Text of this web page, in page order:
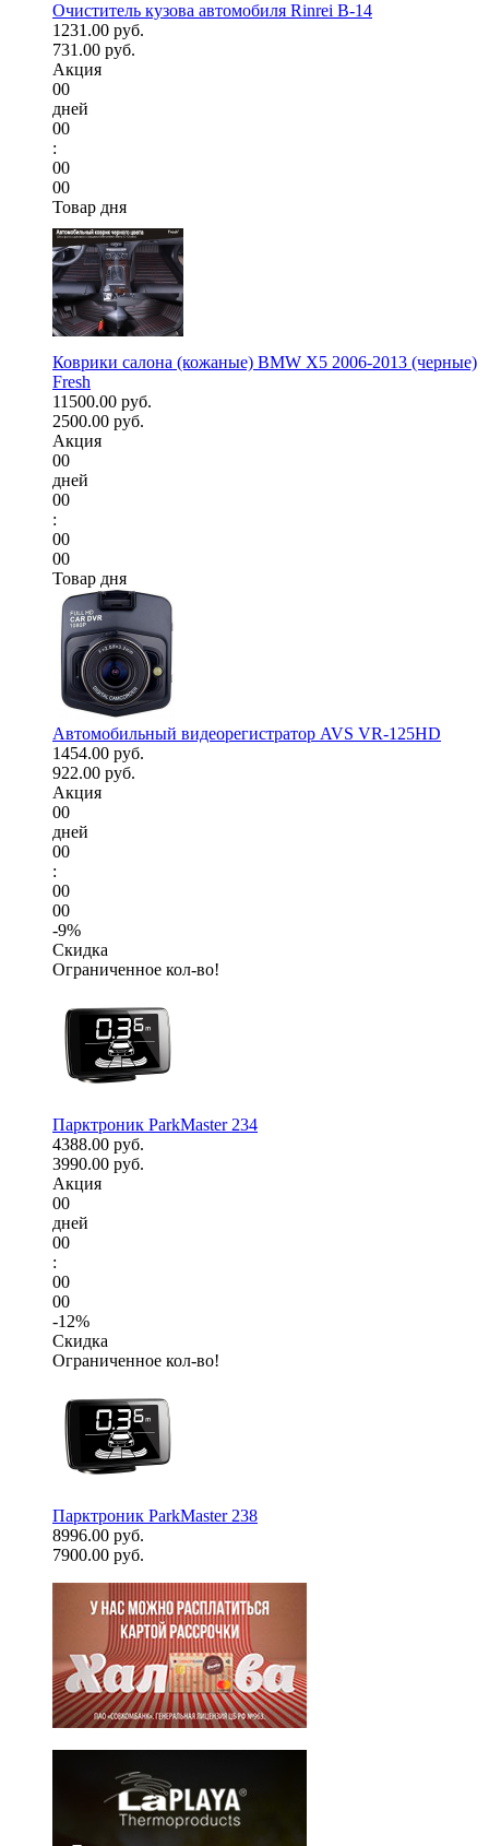
Очиститель кузова автомобиля Rinrei B-14
1231.00 руб.
731.00 руб.
Акция
00
дней
00
:
00
00
Товар дня
Коврики салона (кожаные) BMW X5 2006-2013 (черные)
Fresh
11500.00 руб.
2500.00 руб.
Акция
00
дней
00
:
00
00
Товар дня
Автомобильный видеорегистратор AVS VR-125HD
1454.00 руб.
922.00 руб.
Акция
00
дней
00
:
00
00
-9%
Скидка
Ограниченное кол-во!
Парктроник ParkMaster 234
4388.00 руб.
3990.00 руб.
Акция
00
дней
00
:
00
00
-12%
Скидка
Ограниченное кол-во!
Парктроник ParkMaster 238
8996.00 руб.
7900.00 руб.